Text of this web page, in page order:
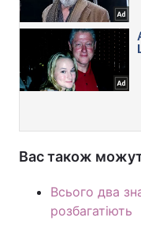
Вас також
Всього два
розбагатіють